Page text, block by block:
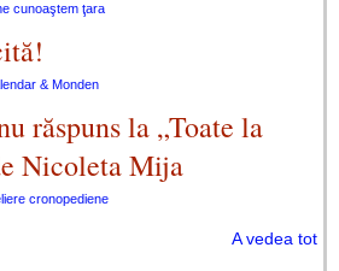
cunoaştem ţara
& Monden
răspuns la „Toate la
Nicoleta Mija
cronopediene
A vedea tot